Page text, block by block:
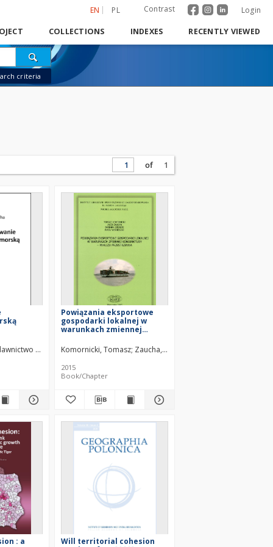
EN PL Contrast Login
COLLECTIONS INDEXES RECENTLY VIEWED
criteria
of 1
Akademickie SEDNO. Wydawca
Powiązania eksportowe
gospodarki lokalnej w
warunkach zmiennej
przestrzenna = Export
linkages of local economy
in the changing economic
situation : spatial analysis
Komornicki, Tomasz Zaucha, Jacek
2015
Book/Chapter
: a
Will territorial cohesion